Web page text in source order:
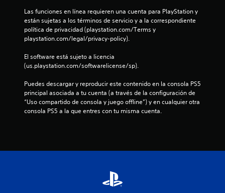
o
r
e
Las funciones en línea requieren una cuenta para PlayStation y
están sujetas a los términos de servicio y a la correspondiente
política de privacidad (playstation.com/Terms y
playstation.com/legal/privacy-policy).
El software está sujeto a licencia
(us.playstation.com/softwarelicense/sp).
Puedes descargar y reproducir este contenido en la consola PS5
principal asociada a tu cuenta (a través de la configuración de
“Uso compartido de consola y juego offline”) y en cualquier otra
consola PS5 a la que entres con tu misma cuenta.